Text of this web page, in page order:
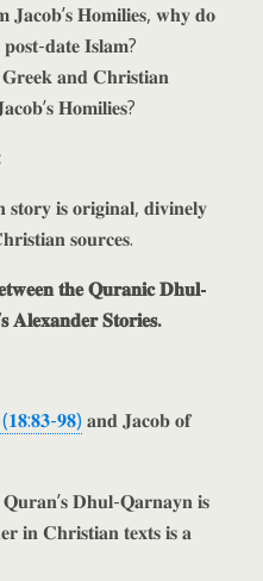
𝐉𝐚𝐜𝐨𝐛’𝐬 𝐇𝐨𝐦𝐢𝐥𝐢𝐞𝐬, 𝐰𝐡𝐲 𝐝𝐨
𝐩𝐨𝐬𝐭-𝐝𝐚𝐭𝐞 𝐈𝐬𝐥𝐚𝐦?
𝐚𝐧𝐝 𝐂𝐡𝐫𝐢𝐬𝐭𝐢𝐚𝐧
𝐇𝐨𝐦𝐢𝐥𝐢𝐞𝐬?
𝐢𝐬 𝐨𝐫𝐢𝐠𝐢𝐧𝐚𝐥, 𝐝𝐢𝐯𝐢𝐧𝐞𝐥𝐲
𝐬𝐨𝐮𝐫𝐜𝐞𝐬.
𝐭𝐡𝐞 𝐐𝐮𝐫𝐚𝐧𝐢𝐜 𝐃𝐡𝐮𝐥-
𝐒𝐭𝐨𝐫𝐢𝐞𝐬.
𝟗𝟖) 𝐚𝐧𝐝 𝐉𝐚𝐜𝐨𝐛 𝐨𝐟
𝐃𝐡𝐮𝐥-𝐐𝐚𝐫𝐧𝐚𝐲𝐧 𝐢𝐬
𝐢𝐧 𝐂𝐡𝐫𝐢𝐬𝐭𝐢𝐚𝐧 𝐭𝐞𝐱𝐭𝐬 𝐢𝐬 𝐚